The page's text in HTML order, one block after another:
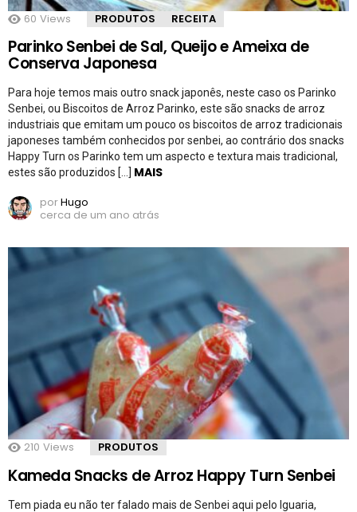
60 Views PRODUTOS RECEITA
Parinko Senbei de Sal, Queijo e Ameixa de
Conserva Japonesa
Para hoje temos mais outro snack japonês, neste caso os Parinko
Senbei, ou Biscoitos de Arroz Parinko, este são snacks de arroz
industriais que emitam um pouco os biscoitos de arroz tradicionais
japoneses também conhecidos por senbei, ao contrário dos snacks
Happy Turn os Parinko tem um aspecto e textura mais tradicional,
estes são produzidos […] MAIS
porHugo
cerca de um ano atrás
210 Views PRODUTOS
Kameda Snacks de Arroz Happy Turn Senbei
Tem piada eu não ter falado mais de Senbei aqui pelo Iguaria,